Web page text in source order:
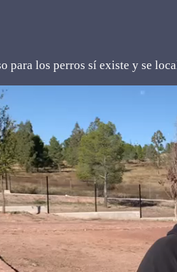
para los perros sí existe y se